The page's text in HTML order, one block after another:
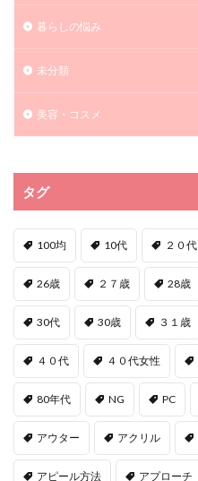
暮らしの悩み
未分類
美容・コスメ
タグ
100均 10代 ２０代
26歳 ２７歳 28歳
30代 30歳 ３１歳
４０代 ４０代女性
80年代 NG PC
アウター アクリル
アピール方法 アプローチ